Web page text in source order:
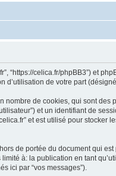
celica.fr/phpBB3”) et
d’utilisation de votre part
de cookies, qui sont
et un identifiant de
et est utilisé pour stocker
de portée du document qui
à: la publication en tant
ici par “vos messages”).